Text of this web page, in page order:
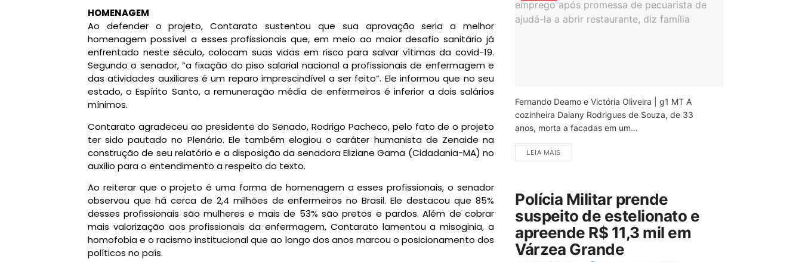
HOMENAGEM
Ao defender o projeto, Contarato sustentou que sua aprovação seria a melhor
homenagem possível a esses profissionais que, em meio ao maior desafio sanitário já
enfrentado neste século, colocam suas vidas em risco para salvar vítimas da covid-19.
Segundo o senador, “a fixação do piso salarial nacional a profissionais de enfermagem e
das atividades auxiliares é um reparo imprescindível a ser feito”. Ele informou que no seu
estado, o Espírito Santo, a remuneração média de enfermeiros é inferior a dois salários
mínimos.
Contarato agradeceu ao presidente do Senado, Rodrigo Pacheco, pelo fato de o projeto
ter sido pautado no Plenário. Ele também elogiou o caráter humanista de Zenaide na
construção de seu relatório e a disposição da senadora Eliziane Gama (Cidadania-MA) no
auxílio para o entendimento a respeito do texto.
Ao reiterar que o projeto é uma forma de homenagem a esses profissionais, o senador
observou que há cerca de 2,4 milhões de enfermeiros no Brasil. Ele destacou que 85%
desses profissionais são mulheres e mais de 53% são pretos e pardos. Além de cobrar
mais valorização aos profissionais da enfermagem, Contarato lamentou a misoginia, a
homofobia e o racismo institucional que ao longo dos anos marcou o posicionamento dos
políticos no país.
Fernando Deamo e Victória Oliveira | g1 MT A
cozinheira Daiany Rodrigues de Souza, de 33
anos, morta a facadas em um...
LEIA MAIS
Polícia Militar prende
suspeito de estelionato e
apreende R$ 11,3 mil em
Várzea Grande